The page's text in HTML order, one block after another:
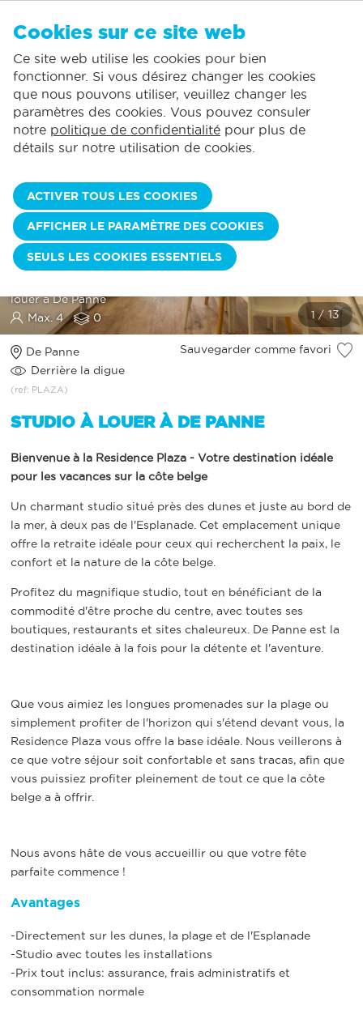
Comprend la consommation normale*
La plus grande offre de location de vacances
Des jours d'arrivée flexibles
Vous pouvez ajouter des hébergements à vos favoris en cliquant sur le
klikken.
St.-Idesbald:
Koksijde:
Oostduinkerke:
Wenduine:
Blankenberge:
PLAZA 6C GV02
louer à De Panne
Max. 4
0
De Panne
Derrière la digue
(ref: PLAZA)
Sauvegarder comme favori
STUDIO À LOUER À DE PANNE
Bienvenue à la Residence Plaza - Votre destination idéale
pour les vacances sur la côte belge
Un charmant studio situé près des dunes et juste au bord de
la mer, à deux pas de l'Esplanade. Cet emplacement unique
offre la retraite idéale pour ceux qui recherchent la paix, le
confort et la nature de la côte belge.
Profitez du magnifique studio, tout en bénéficiant de la
commodité d'être proche du centre, avec toutes ses
boutiques, restaurants et sites chaleureux. De Panne est la
destination idéale à la fois pour la détente et l'aventure.
Que vous aimiez les longues promenades sur la plage ou
simplement profiter de l'horizon qui s'étend devant vous, la
Residence Plaza vous offre la base idéale. Nous veillerons à
ce que votre séjour soit confortable et sans tracas, afin que
vous puissiez profiter pleinement de tout ce que la côte
belge a à offrir.
Nous avons hâte de vous accueillir ou que votre fête
parfaite commence !
Avantages
-Directement sur les dunes, la plage et de l'Esplanade
-Studio avec toutes les installations
-Prix tout inclus: assurance, frais administratifs et
consommation normale
Cookies sur ce site web
Ce site web utilise les cookies pour bien
fonctionner. Si vous désirez changer les cookies
que nous pouvons utiliser, veuillez changer les
paramètres des cookies. Vous pouvez consuler
notre politique de confidentialité pour plus de
détails sur notre utilisation de cookies.
ACTIVER TOUS LES COOKIES
AFFICHER LE PARAMÈTRE DES COOKIES
SEULS LES COOKIES ESSENTIELS